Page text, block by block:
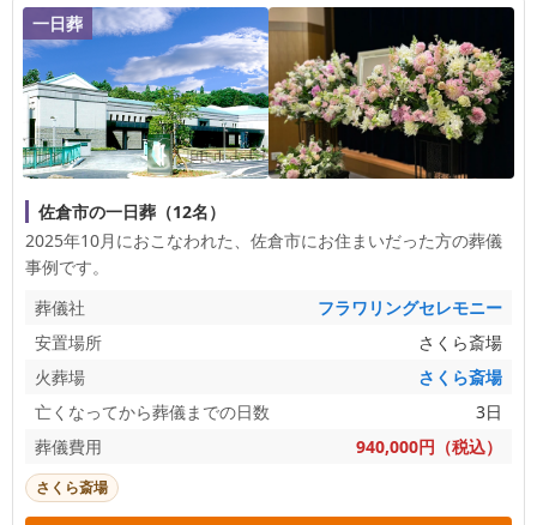
一日葬
佐倉市の一日葬（12名）
2025年10月におこなわれた、 佐倉市にお住まいだった方の葬儀
事例です。
葬儀社
フラワリングセレモニー
安置場所
さくら斎場
火葬場
さくら斎場
亡くなってから葬儀までの日数
3日
葬儀費用
940,000円（税込）
さくら斎場